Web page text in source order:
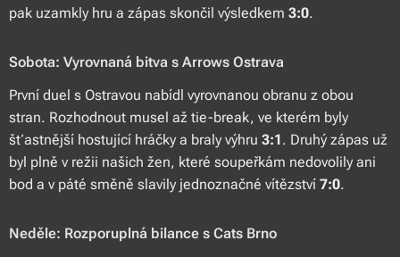
pak uzamkly hru a zápas skončil výsledkem 3:0.
Sobota: Vyrovnaná bitva s Arrows Ostrava
První duel s Ostravou nabídl vyrovnanou obranu z obou
stran. Rozhodnout musel až tie-break, ve kterém byly
šťastnější hostující hráčky a braly výhru 3:1. Druhý zápas už
byl plně v režii našich žen, které soupeřkám nedovolily ani
bod a v páté směně slavily jednoznačné vítězství 7:0.
Neděle: Rozporuplná bilance s Cats Brno